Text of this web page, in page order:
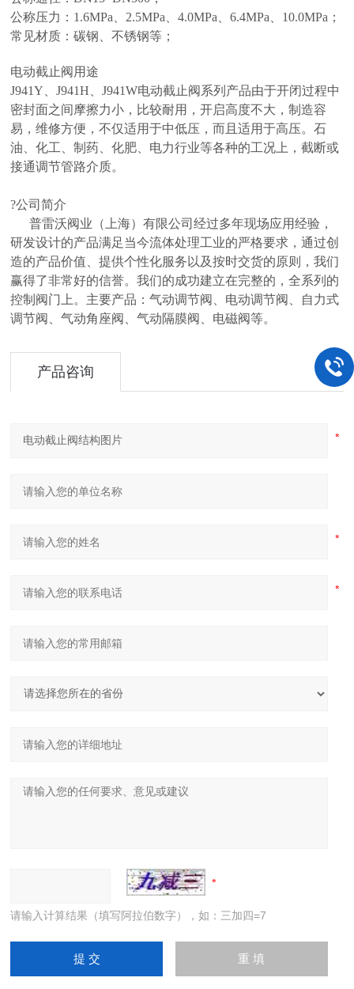
公称压力：1.6MPa、2.5MPa、4.0MPa、6.4MPa、10.0MPa；
常见材质：碳钢、不锈钢等；
电动截止阀用途
J941Y、J941H、J941W电动截止阀系列产品由于开闭过程中
密封面之间摩擦力小，比较耐用，开启高度不大，制造容
易，维修方便，不仅适用于中低压，而且适用于高压。石
油、化工、制药、化肥、电力行业等各种的工况上，截断或
接通调节管路介质。
?公司简介
普雷沃阀业（上海）有限公司经过多年现场应用经验，
研发设计的产品满足当今流体处理工业的严格要求，通过创
造的产品价值、提供个性化服务以及按时交货的原则，我们
赢得了非常好的信誉。我们的成功建立在完整的，全系列的
控制阀门上。主要产品：气动调节阀、电动调节阀、自力式
调节阀、气动角座阀、气动隔膜阀、电磁阀等。
产品咨询
请输入计算结果（填写阿拉伯数字），如：三加四=7